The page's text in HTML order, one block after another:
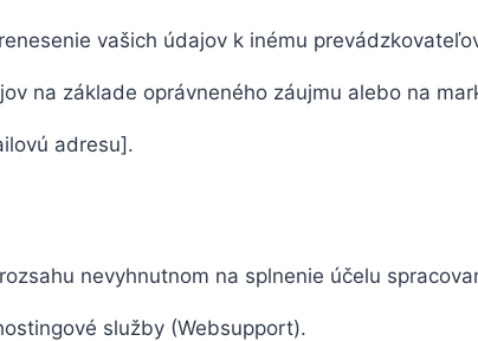
vašich údajov k inému
na základe oprávneného záujmu alebo na
adresu].
nevyhnutnom na splnenie účelu
služby (Websupport).